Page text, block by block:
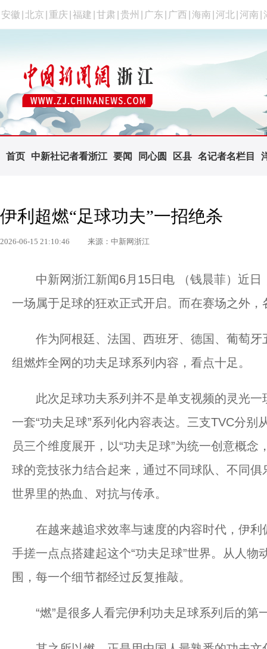
安徽 北京 重庆 福建 甘肃 贵州 广东 广西 海南 河北 河南
首页 中新社记者看浙江 要闻 同心圆 区县 名记者名栏目
伊利超燃“足球功夫”一招绝杀
2026-06-15 21:10:46 来源：中新网浙江
中新网浙江新闻6月15日电 （钱晨菲）近日
一场属于足球的狂欢正式开启。而在赛场之外
作为阿根廷、法国、西班牙、德国、葡萄牙
组燃炸全网的功夫足球系列内容，看点十足。
此次足球功夫系列并不是单支视频的灵光一
一套“功夫足球”系列化内容表达。三支TVC分
员三个维度展开，以“功夫足球”为统一创意概
球的竞技张力结合起来，通过不同球队、不同
世界里的热血、对抗与传承。
在越来越追求效率与速度的内容时代，伊利
手搓一点点搭建起这个“功夫足球”世界。从人
围，每一个细节都经过反复推敲。
“燃”是很多人看完伊利功夫足球系列后的第